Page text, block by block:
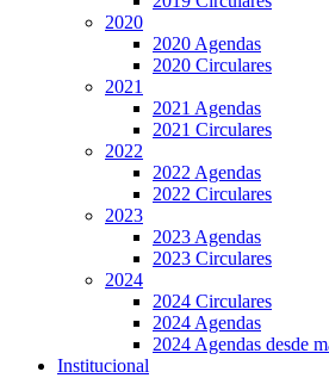
2020
2020 Agendas
2020 Circulares
2021
2021 Agendas
2021 Circulares
2022
2022 Agendas
2022 Circulares
2023
2023 Agendas
2023 Circulares
2024
2024 Circulares
2024 Agendas
2024 Agendas desde
Institucional